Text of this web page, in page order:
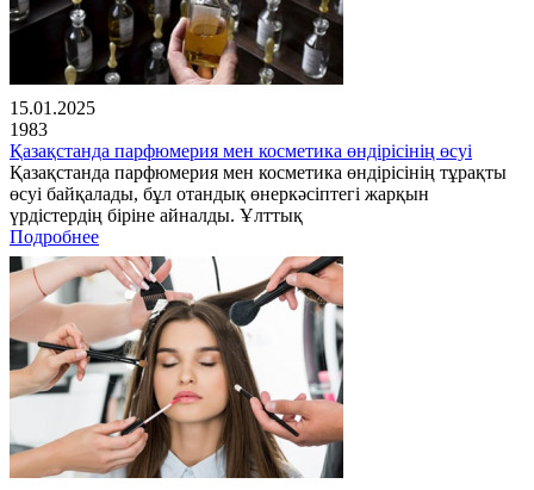
15.01.2025
1983
Қазақстанда парфюмерия мен косметика өндірісінің өсуі
Қазақстанда парфюмерия мен косметика өндірісінің тұрақты
өсуі байқалады, бұл отандық өнеркәсіптегі жарқын
үрдістердің біріне айналды. Ұлттық
Подробнее